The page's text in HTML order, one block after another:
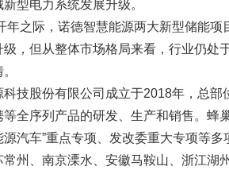
新型电力系统发展升级。
年之际，诺德智慧能源两大新型储能
级，但从整体市场格局来看，行业仍处
科技股份有限公司成立于2018年，总
等全序列产品的研发、生产和销售。蜂
源汽车”重点专项、发改委重大专项等
常州、南京溧水、安徽马鞍山、浙江湖